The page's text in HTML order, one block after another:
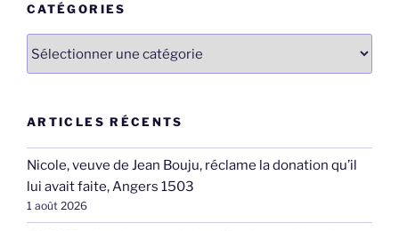
CATÉGORIES
ARTICLES RÉCENTS
Nicole, veuve de Jean Bouju, réclame la donation qu’il
lui avait faite, Angers 1503
1 août 2026